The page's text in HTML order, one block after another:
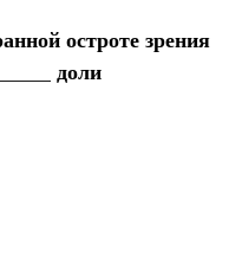
остроте зрения
доли